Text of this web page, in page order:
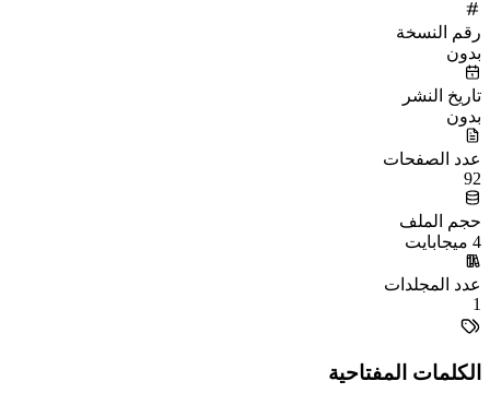
رقم النسخة
بدون
تاريخ النشر
بدون
عدد الصفحات
92
حجم الملف
4 ميجابايت
عدد المجلدات
1
الكلمات المفتاحية